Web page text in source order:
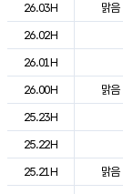
26.03H
맑음
26.02H
26.01H
26.00H
맑음
25.23H
25.22H
25.21H
맑음